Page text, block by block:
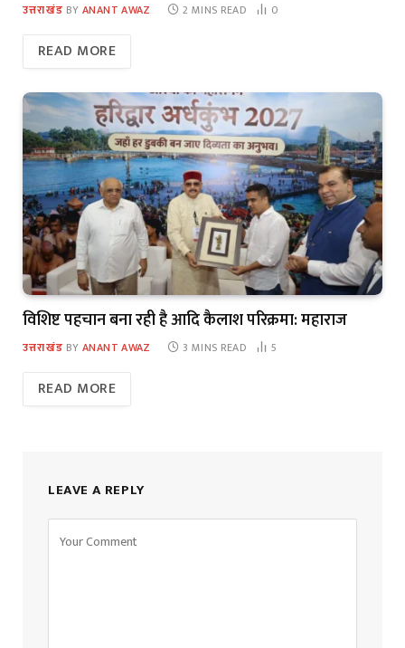
उत्तराखंड BY ANANT AWAZ 2 MINS READ 0
READ MORE
विशिष्ट पहचान बना रही है आदि कैलाश परिक्रमा: महाराज
उत्तराखंड BY ANANT AWAZ 3 MINS READ 5
READ MORE
LEAVE A REPLY